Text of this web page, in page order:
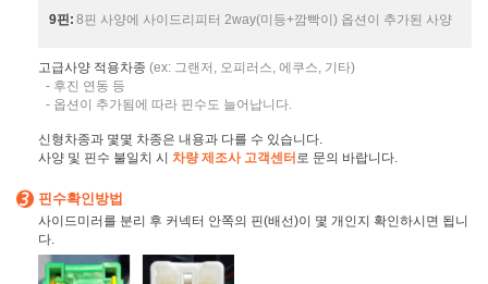
9핀: 8핀 사양에 사이드리피터 2way(미등+깜빡이) 옵션이 추가된 사양
고급사양 적용차종 (ex: 그랜저, 오피러스, 에쿠스, 기타)
- 후진 연동 등
- 옵션이 추가됨에 따라 핀수도 늘어납니다.
신형차종과 몇몇 차종은 내용과 다를 수 있습니다.
사양 및 핀수 불일치 시 차량 제조사 고객센터 로 문의 바랍니다.
핀수확인방법
사이드미러를 분리 후 커넥터 안쪽의 핀(배선)이 몇 개인지 확인하시면 됩니
다.